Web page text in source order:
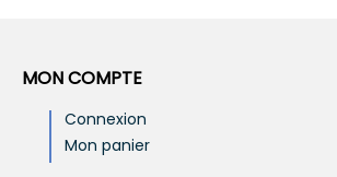
MON COMPTE
Connexion
Mon panier